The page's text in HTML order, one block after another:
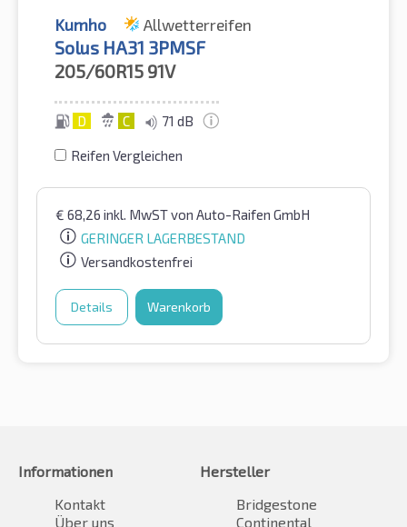
Kumho Allwetterreifen
Solus HA31 3PMSF
205/60R15 91V
D C 71 dB
Reifen Vergleichen
€ 68,26 inkl. MwSTvon Auto-Raifen GmbH
GERINGER LAGERBESTAND
Versandkostenfrei
Details Warenkorb
Informationen
Kontakt
Über uns
Hersteller
Bridgestone
Continental